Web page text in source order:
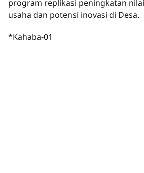
program replikasi peningkatan
usaha dan potensi inovasi di Desa.
*Kahaba-01